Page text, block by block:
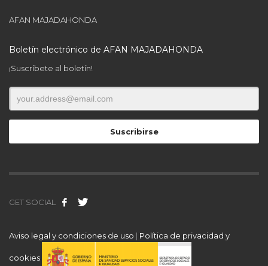
AFAN MAJADAHONDA
Boletín electrónico de AFAN MAJADAHONDA
¡Suscríbete al boletín!
GET SOCIAL
Aviso legal y condiciones de uso | Política de privacidad y
cookies